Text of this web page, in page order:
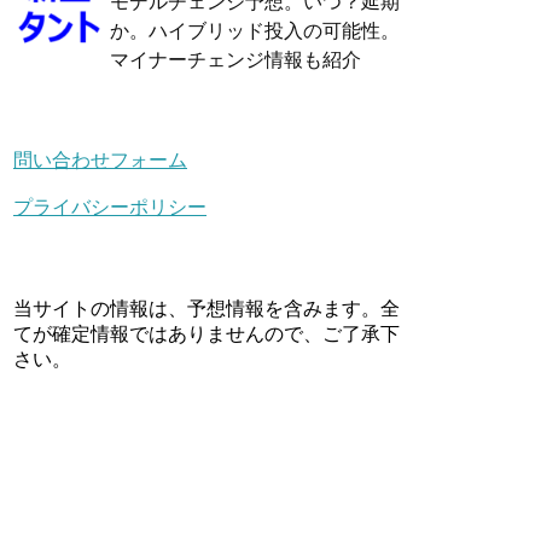
か。ハイブリッド投入の可能性。
マイナーチェンジ情報も紹介
問い合わせフォーム
プライバシーポリシー
当サイトの情報は、予想情報を含みます。全
てが確定情報ではありませんので、ご了承下
さい。